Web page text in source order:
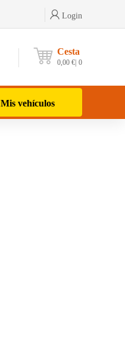
Login
Cesta
0,00 € 0
Mis vehículos